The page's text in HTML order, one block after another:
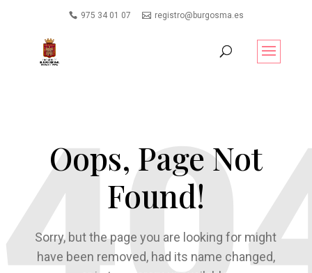
975 34 01 07 registro@burgosma.es
Oops, Page Not
Found!
Sorry, but the page you are looking for might
have been removed, had its name changed,